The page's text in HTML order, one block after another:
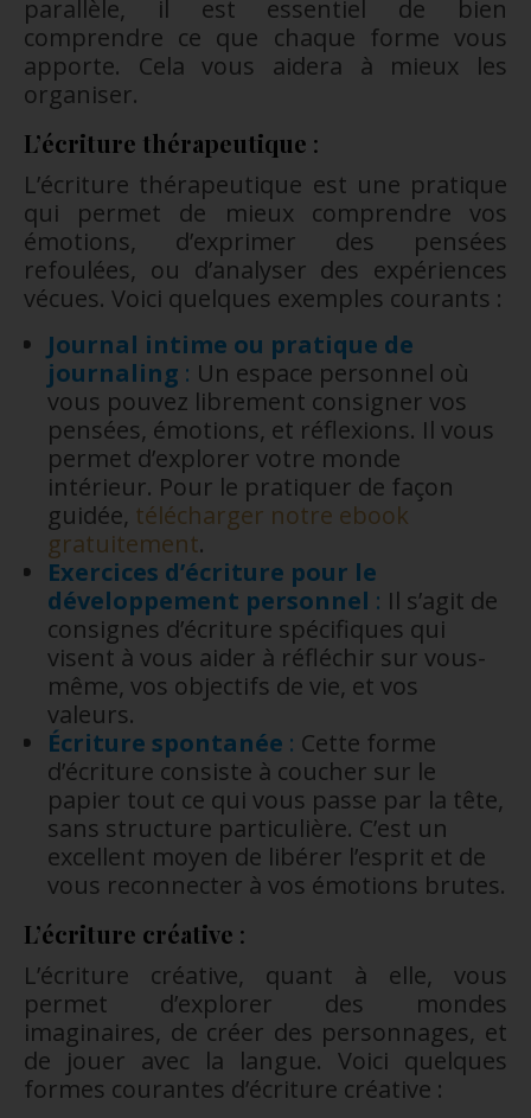
parallèle, il est essentiel de bien
comprendre ce que chaque forme vous
apporte. Cela vous aidera à mieux les
organiser.
L’écriture thérapeutique :
L’écriture thérapeutique est une pratique
qui permet de mieux comprendre vos
émotions, d’exprimer des pensées
refoulées, ou d’analyser des expériences
vécues. Voici quelques exemples courants :
Journal intime ou pratique de
journaling : Un espace personnel où
vous pouvez librement consigner vos
pensées, émotions, et réflexions. Il vous
permet d’explorer votre monde
intérieur. Pour le pratiquer de façon
guidée, télécharger notre ebook
gratuitement.
Exercices d’écriture pour le
développement personnel : Il s’agit de
consignes d’écriture spécifiques qui
visent à vous aider à réfléchir sur vous-
même, vos objectifs de vie, et vos
valeurs.
Écriture spontanée : Cette forme
d’écriture consiste à coucher sur le
papier tout ce qui vous passe par la tête,
sans structure particulière. C’est un
excellent moyen de libérer l’esprit et de
vous reconnecter à vos émotions brutes.
L’écriture créative :
L’écriture créative, quant à elle, vous
permet d’explorer des mondes
imaginaires, de créer des personnages, et
de jouer avec la langue. Voici quelques
formes courantes d’écriture créative :